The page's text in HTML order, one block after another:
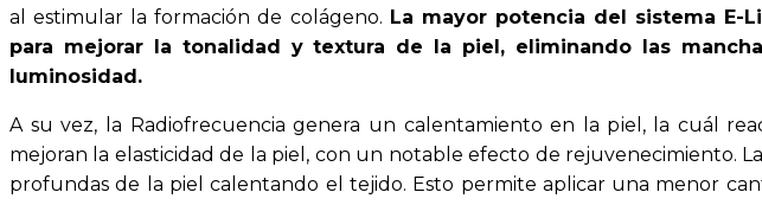
al estimular la formación de colágeno. La mayor potencia del sistema E-
para mejorar la tonalidad y textura de la piel, eliminando las
luminosidad.
A su vez, la Radiofrecuencia genera un calentamiento en la piel, la cuál
mejoran la elasticidad de la piel, con un notable efecto de rejuvenecimiento.
profundas de la piel calentando el tejido. Esto permite aplicar una menor